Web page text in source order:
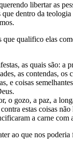
libertar as
dentro da
qualifico elas
as quais são:
as contendas, os
e coisas
o gozo, a paz, a
estas coisas não
a carne com
ao que nos